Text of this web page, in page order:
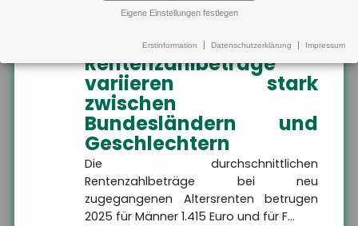
mehr...
Rentenzahlbeträge
variieren stark
zwischen
Bundesländern und
Geschlechtern
Die durchschnittlichen
Rentenzahlbeträge bei neu
zugegangenen Altersrenten betrugen
2025 für Männer 1.415 Euro und für F...
Eigene Einstellungen festlegen
Erstinformation Datenschutzerklärung Impressum
Altersvorsorge
Hier finden Sie alle
Informationen dazu, wie
Sie Ihren Ruhestand
finanziell absichern
MEHR